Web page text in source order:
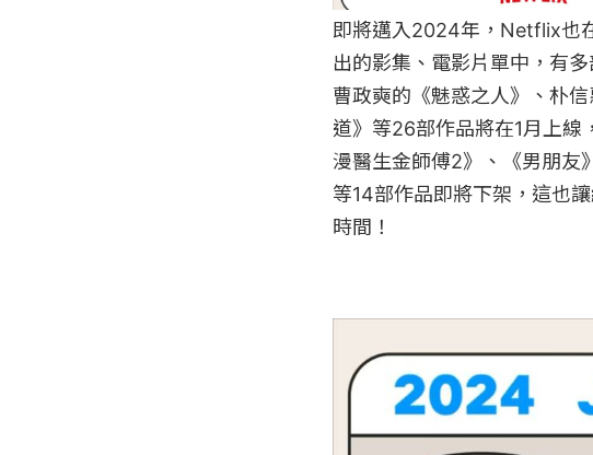
即將邁入2024年，Netflix也
出的影集、電影片單中，有
曹政奭的《魅惑之人》、朴
道》等26部作品將在1月上線
漫醫生金師傅2》、《男朋友
等14部作品即將下架，這也
時間！